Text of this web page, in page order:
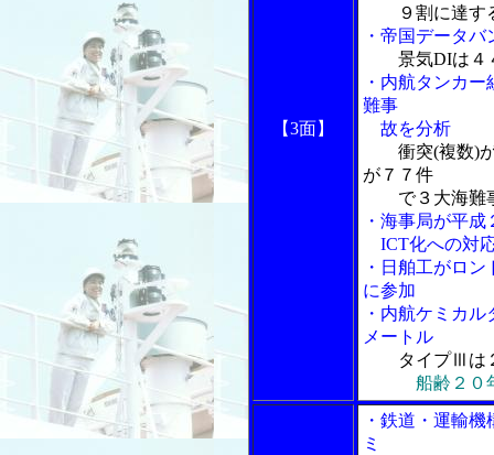
【3面】
９割に達す
・帝国データ
景気DIは４
・内航タンカ
難事
故を分析
衝突(複数)
が７７件
で３大海難事
・海事局が平
ICT化への対
・日舶工がロ
に参加
・内航ケミカ
メートル
タイプⅢは
船齢２０
・鉄道・運輸
ミ